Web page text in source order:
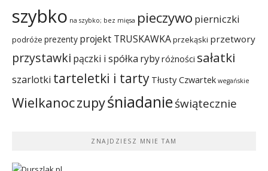
szybko na szybko; bez mięsa pieczywo pierniczki
podróże prezenty projekt TRUSKAWKAprzekąski przetwory
przystawki pączki i spółka rybyróżności sałatki
szarlotki tarteletki i tarty Tłusty Czwartek wegańskie
Wielkanoczupyśniadanieświątecznie
ZNAJDZIESZ MNIE TAM